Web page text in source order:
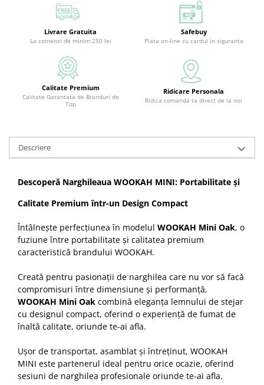
Livrare Gratuita
La comenzi de minim 250 lei
Safebuy
Plata on-line cu cardul in siguranta
Calitate Premium
Calitate Garantata de Branduri de
Top
Ridicare Personala
Ridica comanda ta direct de la noi
Descriere
Descoperă Narghileaua WOOKAH MINI: Portabilitate și
Calitate Premium într-un Design Compact
Întâlnește perfecțiunea în modelul WOOKAH Mini Oak, o
fuziune între portabilitate și calitatea premium
caracteristică brandului WOOKAH.
Creată pentru pasionații de narghilea care nu vor să facă
compromisuri între dimensiune și performanță,
WOOKAH Mini Oak combină eleganța lemnului de stejar
cu designul compact, oferind o experiență de fumat de
înaltă calitate, oriunde te-ai afla.
Ușor de transportat, asamblat și întreținut, WOOKAH
MINI este partenerul ideal pentru orice ocazie, oferind
sesiuni de narghilea profesionale oriunde te-ai afla.